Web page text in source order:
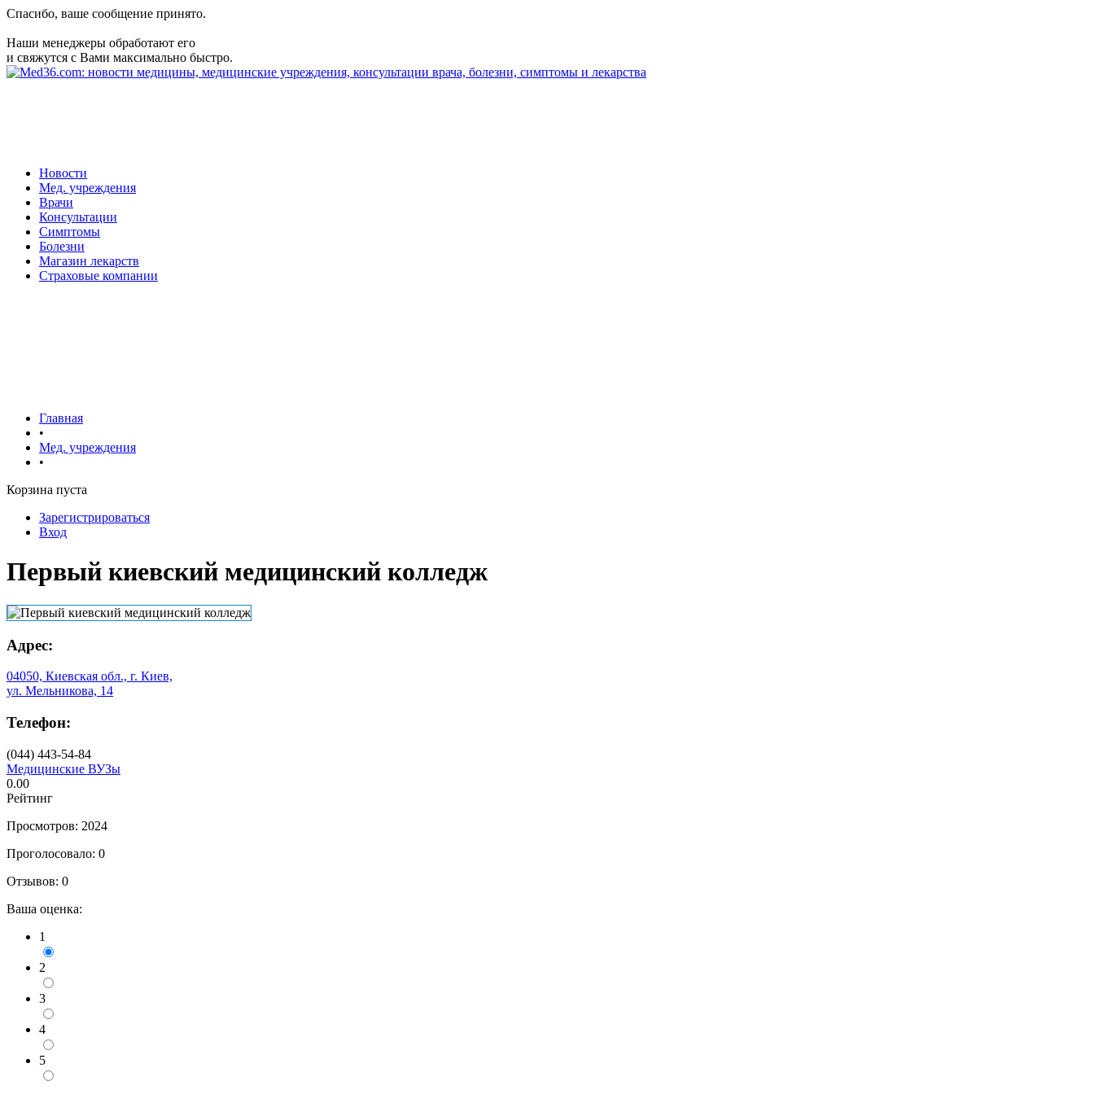
Спасибо, ваше сообщение принято.
Наши менеджеры обработают его
и свяжутся с Вами максимально быстро.
Новости
Мед. учреждения
Врачи
Консультации
Симптомы
Болезни
Магазин лекарств
Страховые компании
Главная
•
Мед. учреждения
•
Корзина пуста
Зарегистрироваться
Вход
Первый киевский медицинский колледж
Адрес:
04050, Киевская обл., г. Киев,
ул. Мельникова, 14
Телефон:
(044) 443-54-84
Медицинские ВУЗы
0.00
Рейтинг
Просмотров: 2024
Проголосовало: 0
Отзывов: 0
Ваша оценка:
1
2
3
4
5